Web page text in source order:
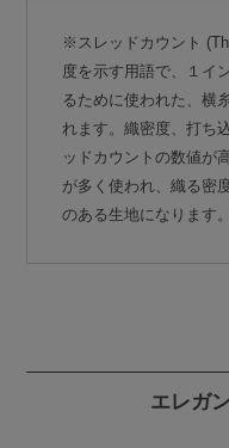
※スレッドカウント
度を示す用語で、１イ
るために使われた、横
れます。織密度、打ち
ッドカウントの数値が
が多く使われ、織る密
のある生地になります。
エレガ